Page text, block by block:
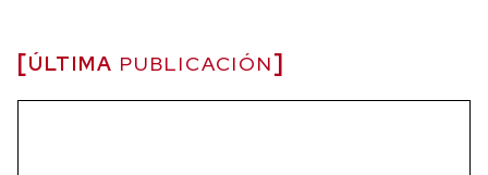
ÚLTIMA PUBLICACIÓN